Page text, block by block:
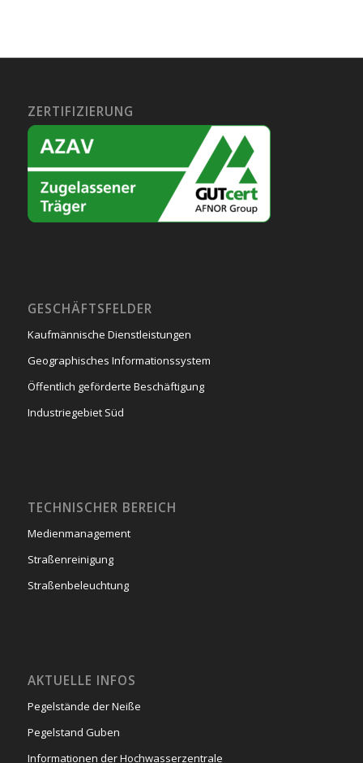
ZERTIFIZIERUNG
GESCHÄFTSFELDER
Kaufmännische Dienstleistungen
Geographisches Informationssystem
Öffentlich geförderte Beschäftigung
Industriegebiet Süd
TECHNISCHER BEREICH
Medienmanagement
Straßenreinigung
Straßenbeleuchtung
AKTUELLE INFOS
Pegelstände der Neiße
Pegelstand Guben
Informationen der Hochwasserzentrale